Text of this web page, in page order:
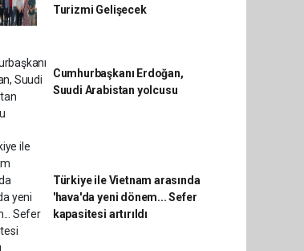
Turizmi Gelişecek
Cumhurbaşkanı Erdoğan,
Suudi Arabistan yolcusu
Türkiye ile Vietnam arasında
'hava'da yeni dönem... Sefer
kapasitesi artırıldı